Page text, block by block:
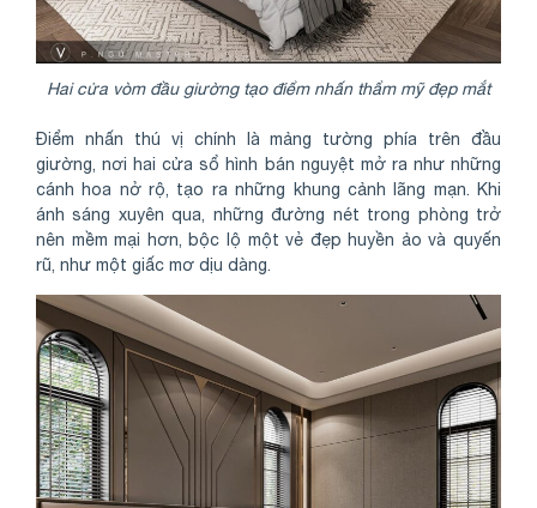
Hai cửa vòm đầu giường tạo điểm nhấn thẩm mỹ đẹp mắt
Điểm nhấn thú vị chính là mảng tường phía trên đầu
giường, nơi hai cửa sổ hình bán nguyệt mở ra như những
cánh hoa nở rộ, tạo ra những khung cảnh lãng mạn. Khi
ánh sáng xuyên qua, những đường nét trong phòng trở
nên mềm mại hơn, bộc lộ một vẻ đẹp huyền ảo và quyến
rũ, như một giấc mơ dịu dàng.